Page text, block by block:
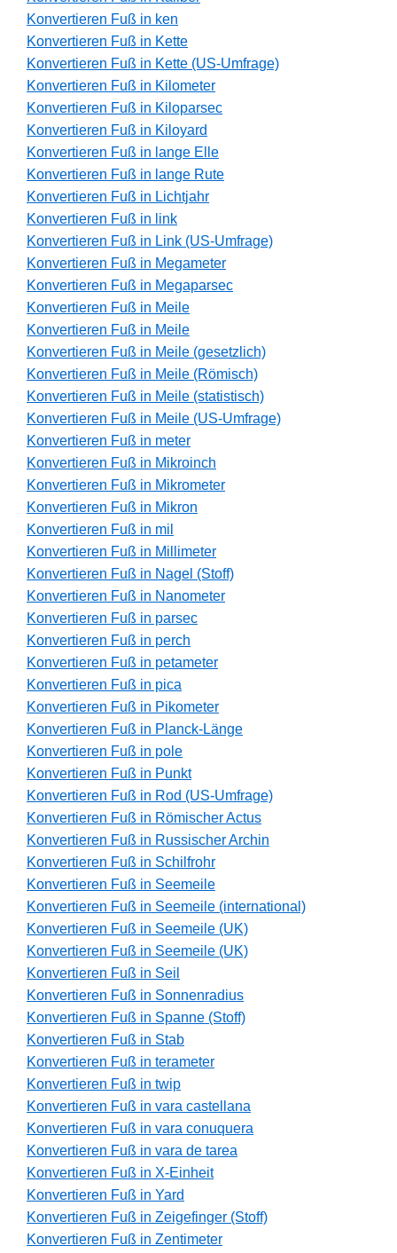
Konvertieren Fuß in ken
Konvertieren Fuß in Kette
Konvertieren Fuß in Kette (US-Umfrage)
Konvertieren Fuß in Kilometer
Konvertieren Fuß in Kiloparsec
Konvertieren Fuß in Kiloyard
Konvertieren Fuß in lange Elle
Konvertieren Fuß in lange Rute
Konvertieren Fuß in Lichtjahr
Konvertieren Fuß in link
Konvertieren Fuß in Link (US-Umfrage)
Konvertieren Fuß in Megameter
Konvertieren Fuß in Megaparsec
Konvertieren Fuß in Meile
Konvertieren Fuß in Meile
Konvertieren Fuß in Meile (gesetzlich)
Konvertieren Fuß in Meile (Römisch)
Konvertieren Fuß in Meile (statistisch)
Konvertieren Fuß in Meile (US-Umfrage)
Konvertieren Fuß in meter
Konvertieren Fuß in Mikroinch
Konvertieren Fuß in Mikrometer
Konvertieren Fuß in Mikron
Konvertieren Fuß in mil
Konvertieren Fuß in Millimeter
Konvertieren Fuß in Nagel (Stoff)
Konvertieren Fuß in Nanometer
Konvertieren Fuß in parsec
Konvertieren Fuß in perch
Konvertieren Fuß in petameter
Konvertieren Fuß in pica
Konvertieren Fuß in Pikometer
Konvertieren Fuß in Planck-Länge
Konvertieren Fuß in pole
Konvertieren Fuß in Punkt
Konvertieren Fuß in Rod (US-Umfrage)
Konvertieren Fuß in Römischer Actus
Konvertieren Fuß in Russischer Archin
Konvertieren Fuß in Schilfrohr
Konvertieren Fuß in Seemeile
Konvertieren Fuß in Seemeile (international)
Konvertieren Fuß in Seemeile (UK)
Konvertieren Fuß in Seemeile (UK)
Konvertieren Fuß in Seil
Konvertieren Fuß in Sonnenradius
Konvertieren Fuß in Spanne (Stoff)
Konvertieren Fuß in Stab
Konvertieren Fuß in terameter
Konvertieren Fuß in twip
Konvertieren Fuß in vara castellana
Konvertieren Fuß in vara conuquera
Konvertieren Fuß in vara de tarea
Konvertieren Fuß in X-Einheit
Konvertieren Fuß in Yard
Konvertieren Fuß in Zeigefinger (Stoff)
Konvertieren Fuß in Zentimeter